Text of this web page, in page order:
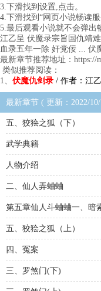
3.下滑找到设置,点击。
4.下滑找到“网页小说畅读服
5.最后观看小说就不会弹出
江乙呈 伏魔录宗旨国仇靖
血录五年一除 奸党佞 ... 伏
最新章节推荐地址：https://
类似推荐阅读：
1、 伏魔仇剑录 / 作者：江乙
最新章节 ( 更新：2022/10/
五、狡狯之狐（下）
武学典籍
人物介绍
二、仙人弄蛐蛐
第五章仙人斗蛐蛐一、暗
五、狡狯之狐（上）
四、冤案
三、罗煞门(下)